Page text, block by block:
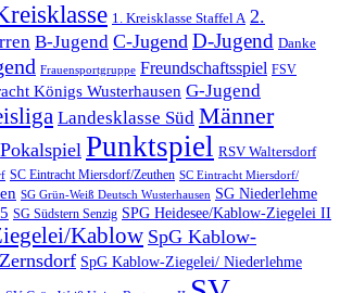
1. Kreisklasse Staffel A 2.
B-Jugend C-Jugend D-Jugend Danke
Frauensportgruppe Freundschaftsspiel FSV
Königs Wusterhausen G-Jugend
Landesklasse Süd Männer
Pokalspiel Punktspiel RSV Waltersdorf
SC Eintracht Miersdorf/Zeuthen SC Eintracht Miersdorf/
SG Grün-Weiß Deutsch Wusterhausen SG Niederlehme
SG Südstern Senzig SPG Heidesee/Kablow-Ziegelei II
Kablow SpG Kablow-
SpG Kablow-Ziegelei/ Niederlehme